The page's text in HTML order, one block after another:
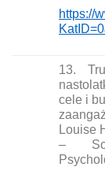
https://
13.
cele i
Louise
–